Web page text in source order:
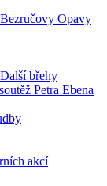
Opavy
břehy
Petra Ebena
akcí